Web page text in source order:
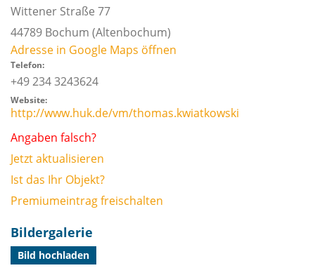
Wittener Straße 77
44789 Bochum (Altenbochum)
Adresse in Google Maps öffnen
Telefon:
+49 234 3243624
Website:
http://www.huk.de/vm/thomas.kwiatkowski
Angaben falsch?
Jetzt aktualisieren
Ist das Ihr Objekt?
Premiumeintrag freischalten
Bildergalerie
Bild hochladen